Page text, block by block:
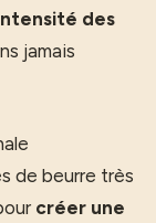
des
jamais
de beurre très
créer une